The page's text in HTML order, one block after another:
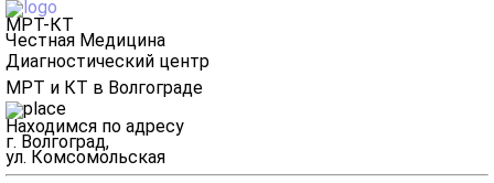
МРТ-КТ
Честная Медицина
Диагностический центр
МРТ и КТ в Волгограде
Находимся по адресу
г. Волгоград,
ул. Комсомольская